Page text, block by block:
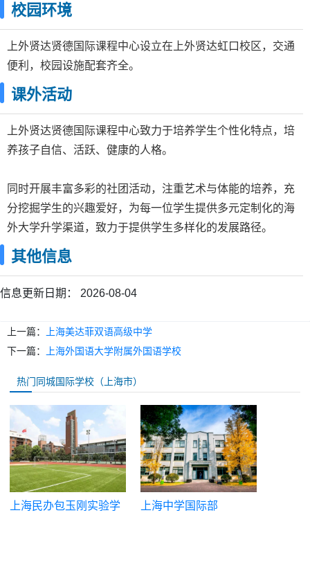
校园环境
上外贤达贤德国际课程中心设立在上外贤达虹口校区，交通
便利，校园设施配套齐全。
课外活动
上外贤达贤德国际课程中心致力于培养学生个性化特点，培
养孩子自信、活跃、健康的人格。
同时开展丰富多彩的社团活动，注重艺术与体能的培养，充
分挖掘学生的兴趣爱好，为每一位学生提供多元定制化的海
外大学升学渠道，致力于提供学生多样化的发展路径。
其他信息
信息更新日期： 2026-08-04
上一篇：
上海美达菲双语高级中学
下一篇：
上海外国语大学附属外国语学校
热门同城国际学校（上海市）
上海民办包玉刚实验学
上海中学国际部